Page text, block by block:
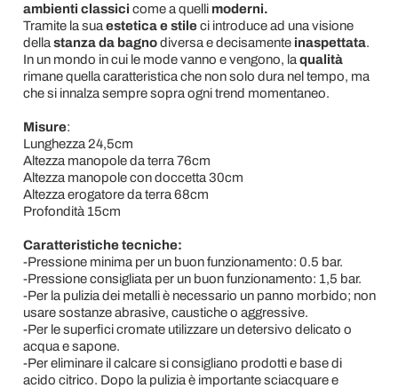
ambienti classici come a quelli moderni.
Tramite la sua estetica e stileci introduce ad una visione
della stanza da bagnodiversa e decisamente inaspettata.
In un mondo in cui le mode vanno e vengono, la qualità
rimane quella caratteristica che non solo dura nel tempo, ma
che si innalza sempre sopra ogni trend momentaneo.
Misure:
Lunghezza 24,5cm
Altezza manopole da terra 76cm
Altezza manopole con doccetta 30cm
Altezza erogatore da terra 68cm
Profondità 15cm
Caratteristiche tecniche:
-Pressione minima per un buon funzionamento: 0.5 bar.
-Pressione consigliata per un buon funzionamento: 1,5 bar.
-Per la pulizia dei metalli è necessario un panno morbido; non
usare sostanze abrasive, caustiche o aggressive.
-Per le superfici cromate utilizzare un detersivo delicato o
acqua e sapone.
-Per eliminare il calcare si consigliano prodotti e base di
acido citrico. Dopo la pulizia è importante sciacquare e